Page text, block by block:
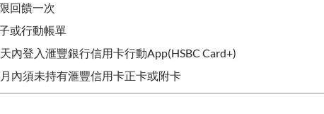
回饋一次
或行動帳單
內登入滙豐銀行信用卡行動App(HSBC Card+)
內須未持有滙豐信用卡正卡或附卡